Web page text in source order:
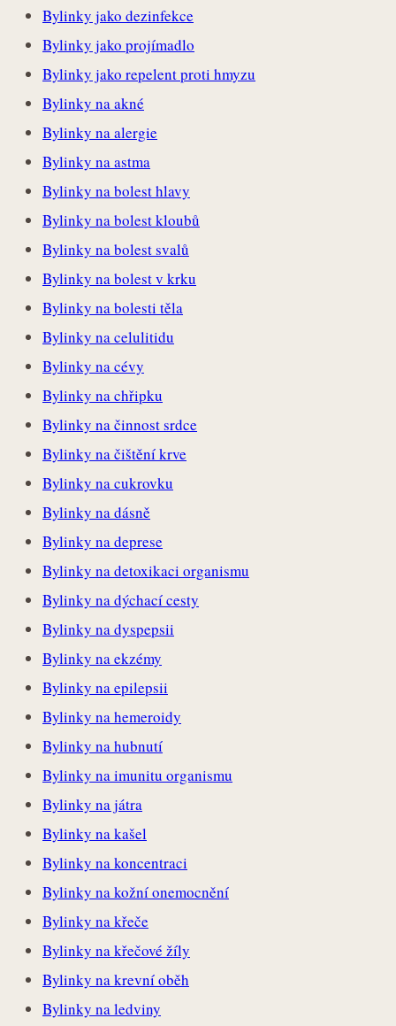
Bylinky jako dezinfekce
Bylinky jako projímadlo
Bylinky jako repelent proti hmyzu
Bylinky na akné
Bylinky na alergie
Bylinky na astma
Bylinky na bolest hlavy
Bylinky na bolest kloubů
Bylinky na bolest svalů
Bylinky na bolest v krku
Bylinky na bolesti těla
Bylinky na celulitidu
Bylinky na cévy
Bylinky na chřipku
Bylinky na činnost srdce
Bylinky na čištění krve
Bylinky na cukrovku
Bylinky na dásně
Bylinky na deprese
Bylinky na detoxikaci organismu
Bylinky na dýchací cesty
Bylinky na dyspepsii
Bylinky na ekzémy
Bylinky na epilepsii
Bylinky na hemeroidy
Bylinky na hubnutí
Bylinky na imunitu organismu
Bylinky na játra
Bylinky na kašel
Bylinky na koncentraci
Bylinky na kožní onemocnění
Bylinky na křeče
Bylinky na křečové žíly
Bylinky na krevní oběh
Bylinky na ledviny